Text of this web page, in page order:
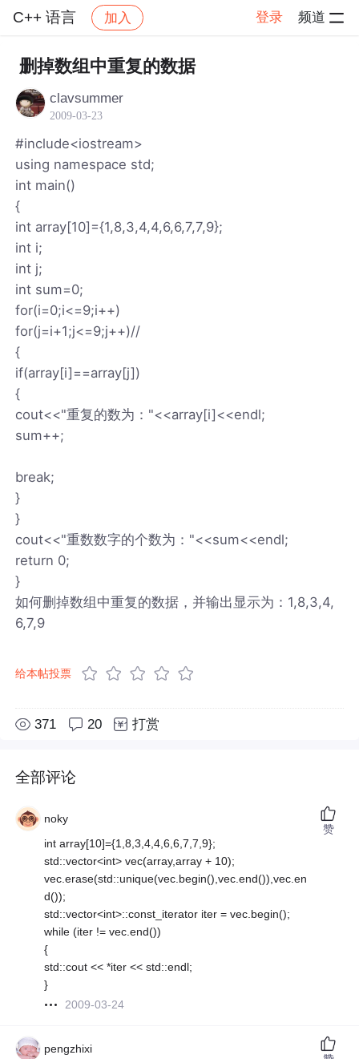
C++ 语言 加入 登录 频道
社区 C++ 语言 帖子详情
删掉数组中重复的数据
clavsummer
2009-03-23
#include<iostream>
using namespace std;
int main()
{
int array[10]={1,8,3,4,4,6,6,7,7,9};
int i;
int j;
int sum=0;
for(i=0;i<=9;i++)
for(j=i+1;j<=9;j++)//
{
if(array[i]==array[j])
{
cout<<"重复的数为："<<array[i]<<endl;
sum++;
break;
}
}
cout<<"重数数字的个数为："<<sum<<endl;
return 0;
}
如何删掉数组中重复的数据，并输出显示为：1,8,3,4,
6,7,9
给本帖投票
371 20 打赏
全部评论
noky
int array[10]={1,8,3,4,4,6,6,7,7,9};
std::vector<int> vec(array,array + 10);
vec.erase(std::unique(vec.begin(),vec.end()),vec.en
d());
std::vector<int>::const_iterator iter = vec.begin();
while (iter != vec.end())
{
std::cout << *iter << std::endl;
}
2009-03-24
赞
pengzhixi